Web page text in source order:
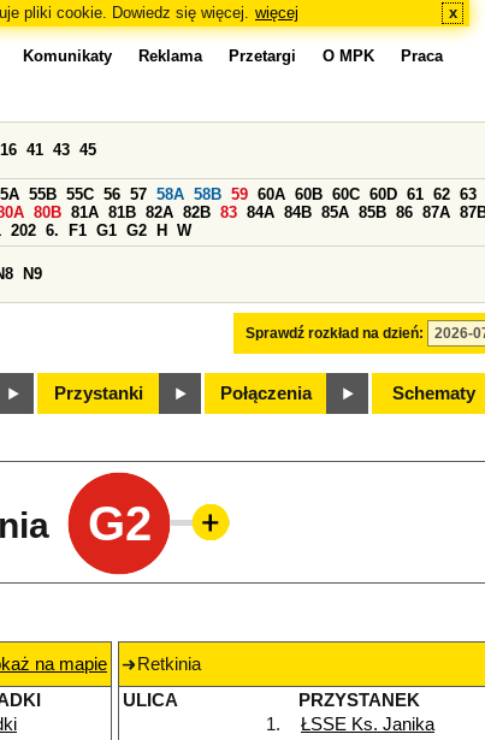
pliki cookie. Dowiedz się więcej. więcej x
Komunikaty Reklama Przetargi O MPK Praca
Sprawdź rozkład na dzień:
16 41 43 45
55B 55C 56 57 58A 58B 59 60A 60B 60C 60D 61 62 63
80B 81A 81B 82A 82B 83 84A 84B 85A 85B 86 87A
202 6. F1 G1 G2 H W
N9
Przystanki Połączenia Schematy
G2
na mapie
Retkinia
ULICA
PRZYSTANEK
1.
ŁSSE Ks. Janika